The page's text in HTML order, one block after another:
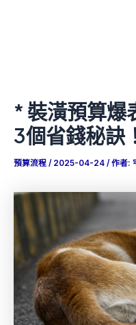
* 裝潢預算爆
3個省錢秘訣
預算流程 / 2025-04-24 / 作者: